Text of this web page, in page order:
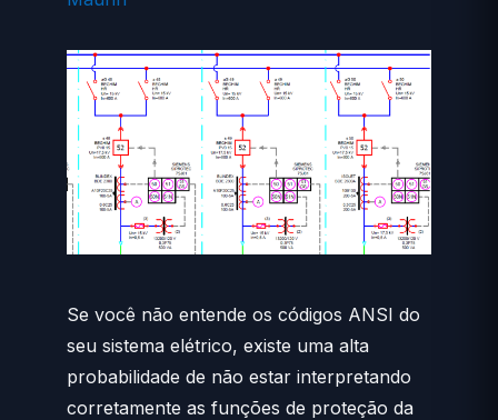
Se você não entende os códigos ANSI do
seu sistema elétrico, existe uma alta
probabilidade de não estar interpretando
corretamente as funções de proteção da